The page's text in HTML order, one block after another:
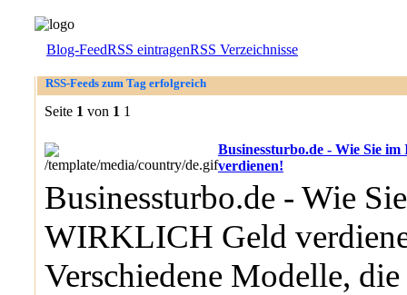
Blog-FeedRSS eintragenRSS Verzeichnisse
RSS-Feeds zum Tag erfolgreich
Seite 1 von 1 1
Businessturbo.de - Wie Sie
verdienen!
Businessturbo.de - Wie
WIRKLICH Geld
Verschiedene Modelle,